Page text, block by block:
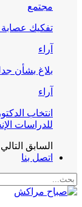
مجتمع
تفكيك عصابة
آراء
بلاغ بشأن
آراء
انتخاب
للدراسات
السابق التالي
اتصل بنا